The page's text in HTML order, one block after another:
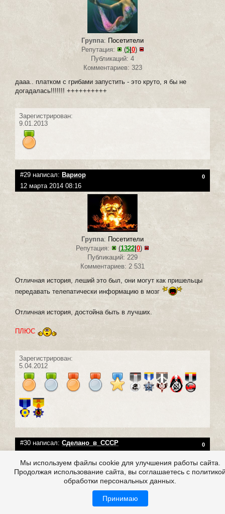
Группа: Посетители
Репутация:
(5| 0)
Публикаций: 4
Комментариев: 323
дааа.. платком с грибами запустить - это круто, я бы не
догадалась!!!!!!! ++++++++++
Зарегистрирован:
9.01.2013
#29 написал: Вариор 0
12 марта 2014 08:16
Группа: Посетители
Репутация:
(1322 0)
Публикаций: 229
Комментариев: 2 531
Отличная история, леший это был, они могут как пришельцы
передавать телепатически информацию в мозг
Отличная история, достойна быть в лучших.
ПЛЮС
Зарегистрирован:
5.04.2012
#30 написал: Сделано_в_СССР 0
Группа:Журналисты
Мы используем файлы cookie для улучшения работы сайта.
Продолжая использование сайта, вы соглашаетесь с
обработки персональных данных.
Принимаю